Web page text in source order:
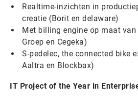
Realtime-inzichten in
creatie (Borit en delaware)
Met billing engine op maat van
Groep en Cegeka)
S-pedelec, the connected bike
Aaltra en Blockbax)
IT Project of the Year in